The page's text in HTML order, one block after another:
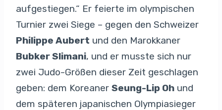
aufgestiegen.“ Er feierte im olympischen
Turnier zwei Siege – gegen den Schweizer
Philippe Aubert und den Marokkaner
Bubker Slimani, und er musste sich nur
zwei Judo-Größen dieser Zeit geschlagen
geben: dem Koreaner Seung-Lip Oh und
dem späteren japanischen Olympiasieger